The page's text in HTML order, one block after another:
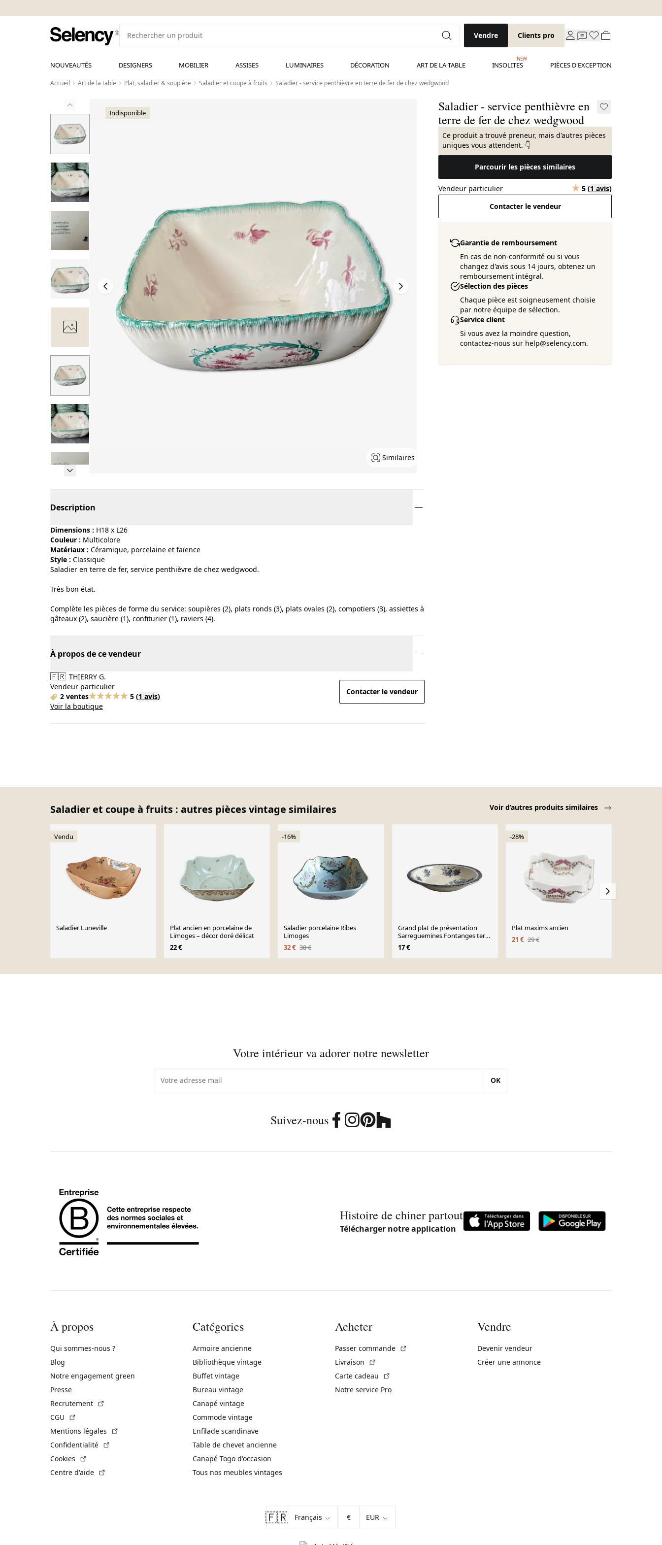
Vendre Clients pro
NOUVEAUTÉS DESIGNERS MOBILIER ASSISES LUMINAIRES DÉCORATION ART DE LA TABLE INSOLITES
NEW
PIÈCES D'EXCEPTION
Accueil Art de la table Plat, saladier & soupière Saladier et coupe à fruits Saladier - service penthièvre en terre de fer de chez wedgwood
Indisponible
Similaires
Saladier - service penthièvre en
terre de fer de chez wedgwood
Ce produit a trouvé preneur, mais d'autres pièces
uniques vous attendent. 👇
Parcourir les pièces similaires
Vendeur particulier 5 (1 avis)
Contacter le vendeur
Garantie de remboursement
En cas de non-conformité ou si vous
changez d'avis sous 14 jours, obtenez un
remboursement intégral.
Sélection des pièces
Chaque pièce est soigneusement choisie
par notre équipe de sélection.
Service client
Si vous avez la moindre question,
contactez-nous sur help@selency.com.
Description
Dimensions : H18 x L26
Couleur :
multicolore
Matériaux :
céramique, porcelaine et faïence
Style :
classique
Saladier en terre de fer, service penthièvre de chez wedgwood.
Très bon état.
Complète les pièces de forme du service: soupières (2), plats ronds (3), plats ovales (2), compotiers (3), assiettes à
gâteaux (2), saucière (1), confiturier (1), raviers (4).
À propos de ce vendeur
🇫🇷 THIERRY G.
Vendeur particulier
2 ventes
5 (1 avis)
Voir la boutique
Contacter le vendeur
Saladier et coupe à fruits : autres pièces vintage similaires Voir d’autres produits similaires
Vendu
Saladier Luneville
Plat ancien en porcelaine de
Limoges – décor doré délicat
22 €
-16%
Saladier porcelaine Ribes
Limoges
32 € 38 €
Grand plat de présentation
Sarreguemines Fontanges terre
de fer
17 €
-28%
Plat maxims ancien
21 € 29 €
Votre intérieur va adorer notre newsletter
OK
Suivez-nous
Histoire de chiner partout
Télécharger notre application
À propos
Qui sommes-nous ?
Blog
Notre engagement green
Presse
Recrutement
CGU
Mentions légales
Confidentialité
Cookies
Centre d'aide
Catégories
Armoire ancienne
Bibliothèque vintage
Buffet vintage
Bureau vintage
Canapé vintage
Commode vintage
Enfilade scandinave
Table de chevet ancienne
Canapé Togo d'occasion
Tous nos meubles vintages
Acheter
Passer commande
Livraison
Carte cadeau
Notre service Pro
Vendre
Devenir vendeur
Créer une annonce
🇫🇷 €